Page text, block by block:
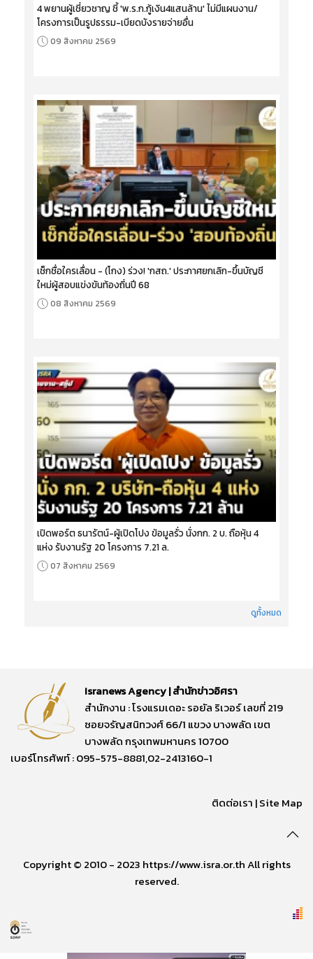
4 พยานผู้เชี่ยวชาญ ชี้ 'พ.ร.ก.กู้เงิน4แสนล้าน' ไม่มีแผนงาน/
โครงการเป็นรูปธรรม-เบียดบังรายจ่ายอื่น
09 สิงหาคม 2569
เช็กชื่อใครเลื่อน - (โกง) ร่วง! 'กสถ.' ประกาศยกเลิก-ขึ้นบัญชี
ใหม่ผู้สอบแข่งขันท้องถิ่นปี 68
08 สิงหาคม 2569
เปิดพอร์ต ธนารัตน์-ผู้เปิดโปง ข้อมูลรั่ว นั่งกก. 2 บ. ถือหุ้น 4
แห่ง รับงานรัฐ 20 โครงการ 7.21 ล.
07 สิงหาคม 2569
ดูทั้งหมด
Isranews Agency | สำนักข่าวอิศรา
สำนักงาน : โรงแรมเดอะ รอยัล ริเวอร์ เลขที่ 219
ซอยจรัญสนิทวงศ์ 66/1 แขวง บางพลัด เขต
บางพลัด กรุงเทพมหานคร 10700
เบอร์โทรศัพท์ : 095-575-8881,02-2413160-1
ติดต่อเรา |Site Map
Copyright © 2010 - 2023 https://www.isra.or.th All rights
reserved.